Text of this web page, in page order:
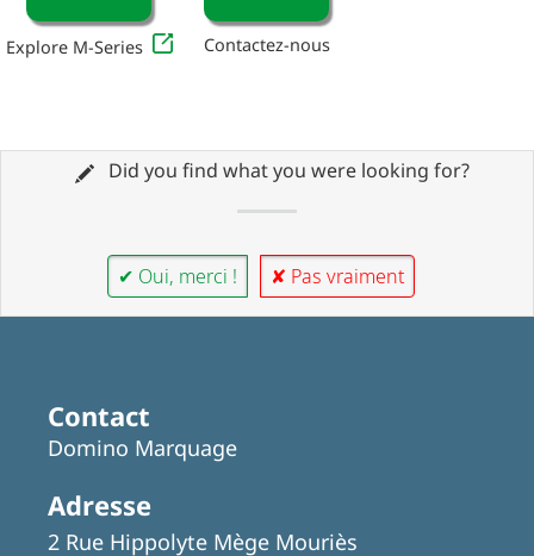
Explore M-Series Contactez-nous
Did you find what you were looking for?
✔ Oui, merci ! ✘ Pas vraiment
Contact
Domino Marquage
Adresse
2 Rue Hippolyte Mège Mouriès